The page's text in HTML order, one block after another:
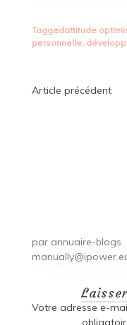
Taggedattitude
personnelle,
Article précédent
par annuaire-blogs
Votre adresse e-